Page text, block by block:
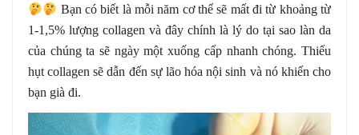
Bạn có biết là mỗi năm cơ thể sẽ mất đi từ khoảng từ
1-1,5% lượng collagen và đây chính là lý do tại sao làn da
của chúng ta sẽ ngày một xuống cấp nhanh chóng. Thiếu
hụt collagen sẽ dẫn đến sự lão hóa nội sinh và nó khiến cho
bạn già đi.
Trình